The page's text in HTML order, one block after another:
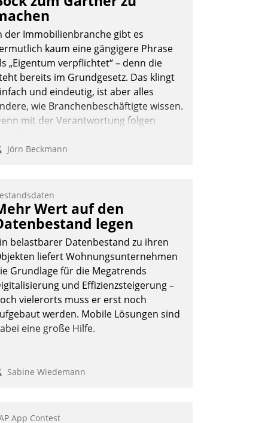
Integration der Lösungen von
und Datatrain ermöglicht
ausgelöste, zielgerichtete
– eine starke
für intelligente, datengestützte
der Immobilienbranche gibt es
kaum eine gängigere Phrase
„Eigentum verpflichtet“ – denn die
bereits im Grundgesetz. Das klingt
und eindeutig, ist aber alles
wie Branchenbeschäftigte wissen.
mit der Verantwortung folgen
Jörn Beckmann
Wert auf den
legen
belastbarer Datenbestand zu ihren
liefert Wohnungsunternehmen
Grundlage für die Megatrends
und Effizienzsteigerung –
vielerorts muss er erst noch
werden. Mobile Lösungen sind
eine große Hilfe.
Sabine Wiedemann
App Contest